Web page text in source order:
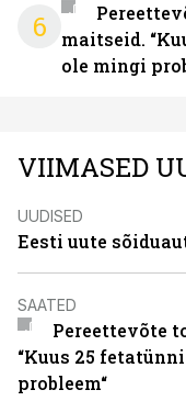
6
maitseid.
ole mingi
VIIMASED
UUDISED
Eesti uute
SAATED
Pereettevõte
“Kuus 25
probleem“